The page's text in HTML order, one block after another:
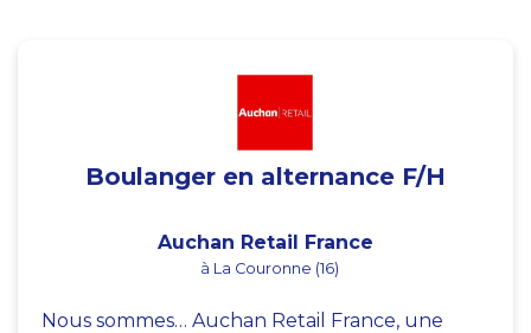
Boulanger en alternance F/H
Auchan Retail France
à La Couronne (16)
Nous sommes… Auchan Retail France, une